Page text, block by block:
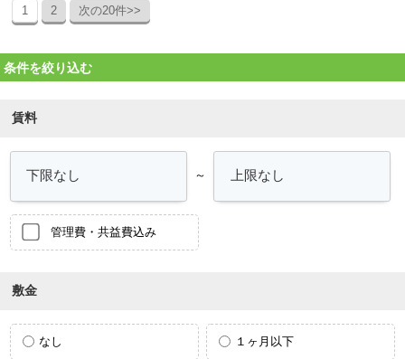
1 2 次の20件>>
条件を絞り込む
賃料
～
管理費・共益費込み
敷金
なし １ヶ月以下